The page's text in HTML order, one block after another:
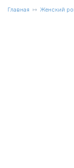
Главная Женский